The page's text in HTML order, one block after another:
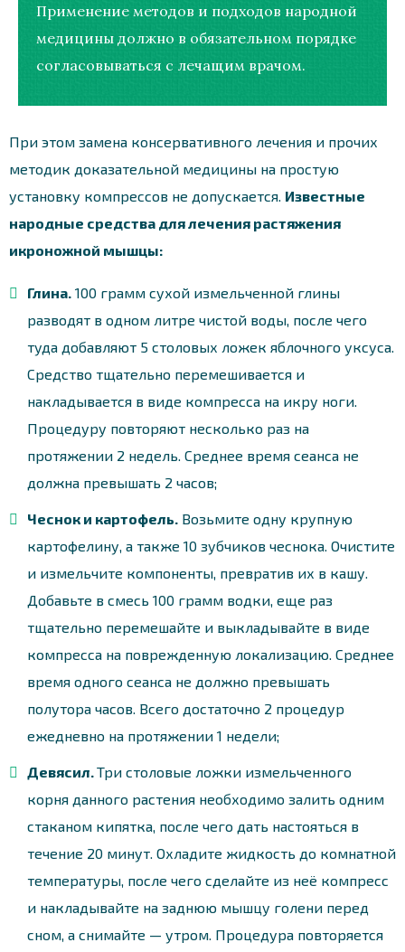
Применение методов и подходов народной
медицины должно в обязательном порядке
согласовываться с лечащим врачом.
При этом замена консервативного лечения и прочих
методик доказательной медицины на простую
установку компрессов не допускается. Известные
народные средства для лечения растяжения
икроножной мышцы:
Глина. 100 грамм сухой измельченной глины
разводят в одном литре чистой воды, после чего
туда добавляют 5 столовых ложек яблочного уксуса.
Средство тщательно перемешивается и
накладывается в виде компресса на икру ноги.
Процедуру повторяют несколько раз на
протяжении 2 недель. Среднее время сеанса не
должна превышать 2 часов;
Чеснок и картофель. Возьмите одну крупную
картофелину, а также 10 зубчиков чеснока. Очистите
и измельчите компоненты, превратив их в кашу.
Добавьте в смесь 100 грамм водки, еще раз
тщательно перемешайте и выкладывайте в виде
компресса на поврежденную локализацию. Среднее
время одного сеанса не должно превышать
полутора часов. Всего достаточно 2 процедур
ежедневно на протяжении 1 недели;
Девясил.Три столовые ложки измельченного
корня данного растения необходимо залить одним
стаканом кипятка, после чего дать настояться в
течение 20 минут. Охладите жидкость до комнатной
температуры, после чего сделайте из неё компресс
и накладывайте на заднюю мышцу голени перед
сном, а снимайте — утром. Процедура повторяется